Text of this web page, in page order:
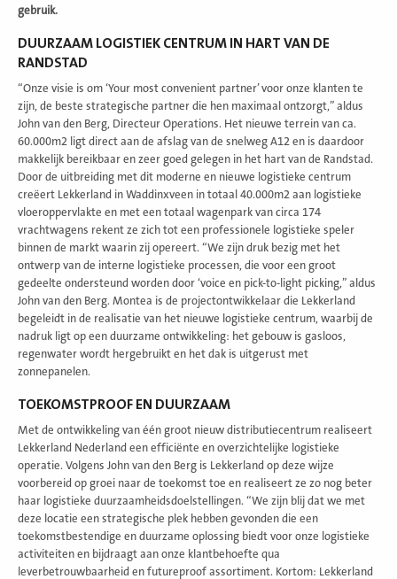
gebruik.
DUURZAAM LOGISTIEK CENTRUM IN HART VAN DE
RANDSTAD
“Onze visie is om ‘Your most convenient partner’ voor onze klanten te
zijn, de beste strategische partner die hen maximaal ontzorgt,” aldus
John van den Berg, Directeur Operations. Het nieuwe terrein van ca.
60.000m2 ligt direct aan de afslag van de snelweg A12 en is daardoor
makkelijk bereikbaar en zeer goed gelegen in het hart van de Randstad.
Door de uitbreiding met dit moderne en nieuwe logistieke centrum
creëert Lekkerland in Waddinxveen in totaal 40.000m2 aan logistieke
vloeroppervlakte en met een totaal wagenpark van circa 174
vrachtwagens rekent ze zich tot een professionele logistieke speler
binnen de markt waarin zij opereert. “We zijn druk bezig met het
ontwerp van de interne logistieke processen, die voor een groot
gedeelte ondersteund worden door ‘voice en pick-to-light picking,” aldus
John van den Berg. Montea is de projectontwikkelaar die Lekkerland
begeleidt in de realisatie van het nieuwe logistieke centrum, waarbij de
nadruk ligt op een duurzame ontwikkeling: het gebouw is gasloos,
regenwater wordt hergebruikt en het dak is uitgerust met
zonnepanelen.
TOEKOMSTPROOF EN DUURZAAM
Met de ontwikkeling van één groot nieuw distributiecentrum realiseert
Lekkerland Nederland een efficiënte en overzichtelijke logistieke
operatie. Volgens John van den Berg is Lekkerland op deze wijze
voorbereid op groei naar de toekomst toe en realiseert ze zo nog beter
haar logistieke duurzaamheidsdoelstellingen. “We zijn blij dat we met
deze locatie een strategische plek hebben gevonden die een
toekomstbestendige en duurzame oplossing biedt voor onze logistieke
activiteiten en bijdraagt aan onze klantbehoefte qua
leverbetrouwbaarheid en futureproof assortiment. Kortom: Lekkerland